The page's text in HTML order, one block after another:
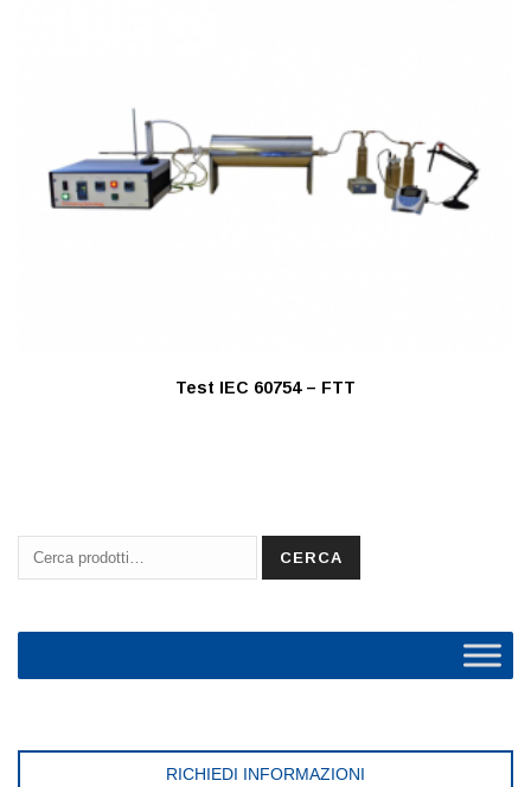
Test IEC 60754 – FTT
Cerca:
CERCA
RICHIEDI INFORMAZIONI